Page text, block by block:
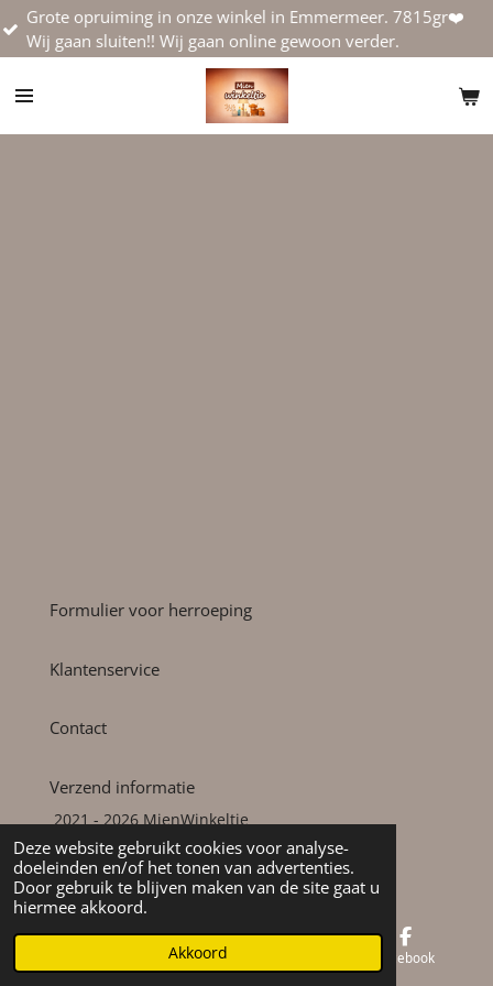
Deze website gebruikt cookies voor analyse-
doeleinden en/of het tonen van advertenties.
Door gebruik te blijven maken van de site gaat u
hiermee akkoord.
Akkoord
Ga
direct
de
opruiming in onze winkel in Emmermeer. 7815gr❤️
sluiten!! Wij gaan online gewoon verder.
Formulier voor herroeping
Klantenservice
Contact
Verzend informatie
2021 - 2026 MienWinkeltie
Powered byJouwWeb
Facebook